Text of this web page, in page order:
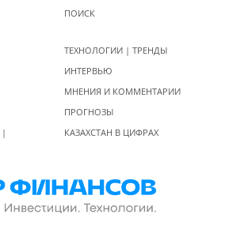
ПОИСК
|
ТЕХНОЛОГИИ | ТРЕНДЫ
ИНТЕРВЬЮ
МНЕНИЯ И КОММЕНТАРИИ
ПРОГНОЗЫ
КАЗАХСТАН В ЦИФРАХ